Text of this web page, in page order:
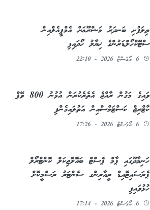
ތިލަފުށި ބަނދަރު މަޝްރޫޢަށް އެމްޕީއެލްއިން
ސްޓޭކްހޯލްޑަރުންގެ ޚިޔާލު ހޯދައިފި
6 އޯގަސްޓު 2026 - 22:10
ވައިގެ މަގުން ރާއްޖެ އެތެރެކުރަން އުޅުނު 800 ވޭޕް
ކާޓްރިޖް ކަސްޓަމްސްއިން އަތުލައިގެންފި
6 އޯގަސްޓު 2026 - 17:26
ހަނިމާދޫގައި ޕާމް ޕެސްޓް ބައޮލޮޖިކަލް ކޮންޓްރޯލް
ޕެރަސައިޓޮއިޑް ރީއާރިންގ ސެންޓަރު ރަސްމީކޮށް
ހުޅުވައިފި
6 އޯގަސްޓު 2026 - 17:14